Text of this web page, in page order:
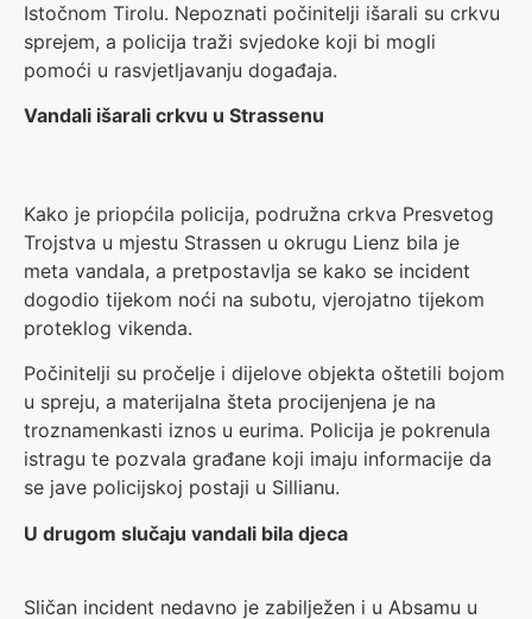
Istočnom Tirolu. Nepoznati počinitelji išarali su crkvu
sprejem, a policija traži svjedoke koji bi mogli
pomoći u rasvjetljavanju događaja.
Vandali išarali crkvu u Strassenu
Kako je priopćila policija, podružna crkva Presvetog
Trojstva u mjestu Strassen u okrugu Lienz bila je
meta vandala, a pretpostavlja se kako se incident
dogodio tijekom noći na subotu, vjerojatno tijekom
proteklog vikenda.
Počinitelji su pročelje i dijelove objekta oštetili bojom
u spreju, a materijalna šteta procijenjena je na
troznamenkasti iznos u eurima. Policija je pokrenula
istragu te pozvala građane koji imaju informacije da
se jave policijskoj postaji u Sillianu.
U drugom slučaju vandali bila djeca
Sličan incident nedavno je zabilježen i u Absamu u